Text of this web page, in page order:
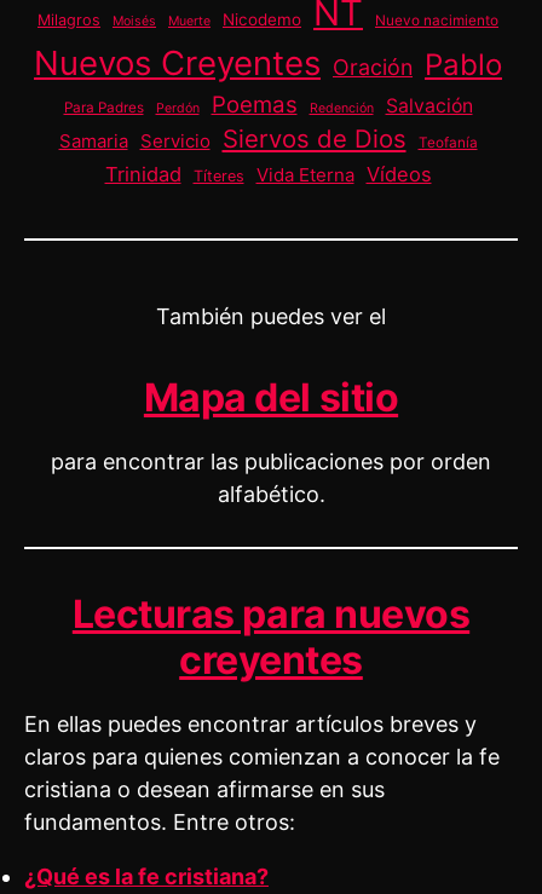
Milagros Moisés Muerte Nicodemo NT Nuevo nacimiento
Nuevos Creyentes Oración Pablo
Para Padres Perdón Poemas Redención
Salvación
Samaria
Servicio Siervos de Dios Teofanía
Trinidad Títeres Vida Eterna Vídeos
También puedes ver el
Mapa del sitio
para encontrar las publicaciones por orden
alfabético.
Lecturas para nuevos
creyentes
En ellas puedes encontrar artículos breves y
claros para quienes comienzan a conocer la fe
cristiana o desean afirmarse en sus
fundamentos. Entre otros:
¿Qué es la fe cristiana?